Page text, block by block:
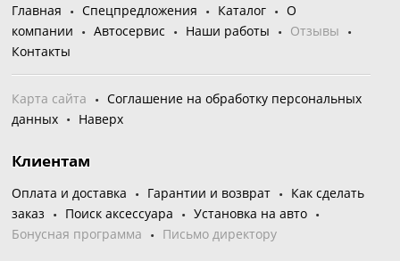
Главная Спецпредложения Каталог
О
компании
Автосервис Наши работы
Отзывы
Контакты
Карта сайта
Соглашение на обработку персональных
данных
Наверх
Клиентам
Оплата и доставка Гарантии и возврат
Как сделать
заказ
Поиск аксессуара
Установка на авто
Бонусная программа
Письмо директору